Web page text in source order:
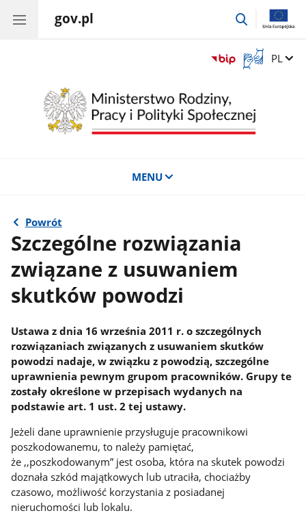
gov.pl
przejdź
Otwórz
okno
języka
migowego
Zmień
PL
MENU
Powrót
Szczególne rozwiązania
związane z usuwaniem
skutków powodzi
Ustawa z dnia 16 września 2011 r. o szczególnych
rozwiązaniach związanych z usuwaniem skutków
powodzi nadaje, w związku z powodzią, szczególne
uprawnienia pewnym grupom pracowników. Grupy te
zostały określone w przepisach wydanych na
podstawie art. 1 ust. 2 tej ustawy.
Jeżeli dane uprawnienie przysługuje pracownikowi
poszkodowanemu, to należy pamiętać,
że ,,poszkodowanym” jest osoba, która na skutek powodzi
doznała szkód majątkowych lub utraciła, chociażby
czasowo, możliwość korzystania z posiadanej
nieruchomości lub lokalu.